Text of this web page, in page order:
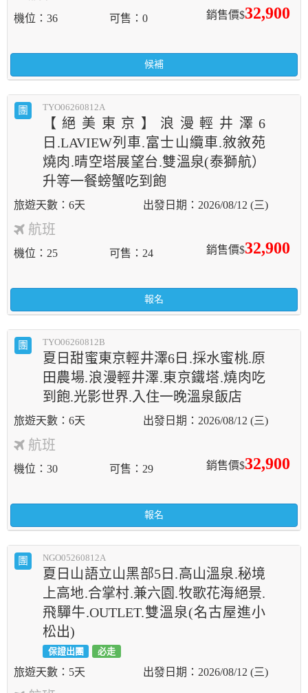
銷售價$32,900
機位 36 可售 0
候補
團 TYO06260812A
【絕美東京】浪漫輕井澤6
日.LAVIEW列車.富士山纜車.敘敘苑
燒肉.晴空塔展望台.雙溫泉(泰獅航）
升等一餐螃蟹吃到飽
6天 2026/08/12 (三)
航班
銷售價$32,900
機位 25 可售 24
報名
團 TYO06260812B
夏日甜蜜東京輕井澤6日.採水蜜桃.原
田農場.浪漫輕井澤.東京鐵塔.燒肉吃
到飽.光影世界.入住一晚溫泉飯店
6天 2026/08/12 (三)
航班
銷售價$32,900
機位 30 可售 29
報名
團 NGO05260812A
夏日山語立山黑部5日.高山溫泉.秘境
上高地.合掌村.兼六園.牧歌花海絕景.
飛驒牛.OUTLET.雙溫泉(名古屋進小
松出)
保證出團 必走
5天 2026/08/12 (三)